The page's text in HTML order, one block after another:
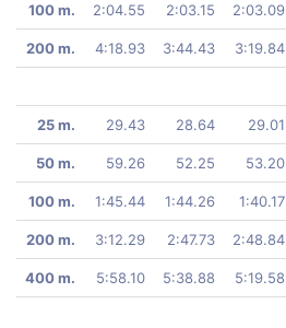
100 m. 2:04.55 2:03.15 2:03.09
200 m. 4:18.93 3:44.43 3:19.84
25 m. 29.43 28.64 29.01
50 m. 59.26 52.25 53.20
100 m. 1:45.44 1:44.26 1:40.17
200 m. 3:12.29 2:47.73 2:48.84
400 m. 5:58.10 5:38.88 5:19.58